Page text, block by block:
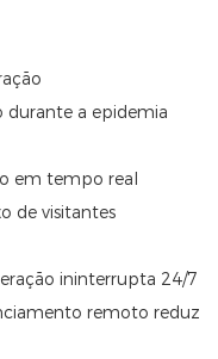
durante a epidemia
em tempo real
de visitantes
ininterrupta 24/7
remoto reduz